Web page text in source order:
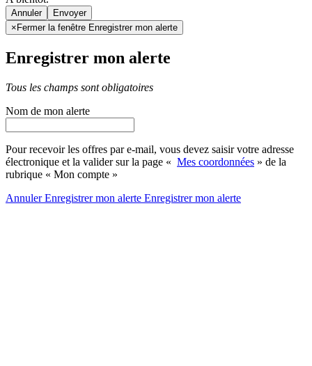
Annuler
× Fermer la fenêtre Enregistrer mon alerte
Enregistrer mon alerte
Tous les champs sont obligatoires
Nom de mon alerte
Pour recevoir les offres par e-mail, vous devez saisir votre adresse
électronique et la valider sur la page « Mes coordonnées » de la
rubrique « Mon compte »
AnnulerEnregistrer mon alerte Enregistrermon alerte